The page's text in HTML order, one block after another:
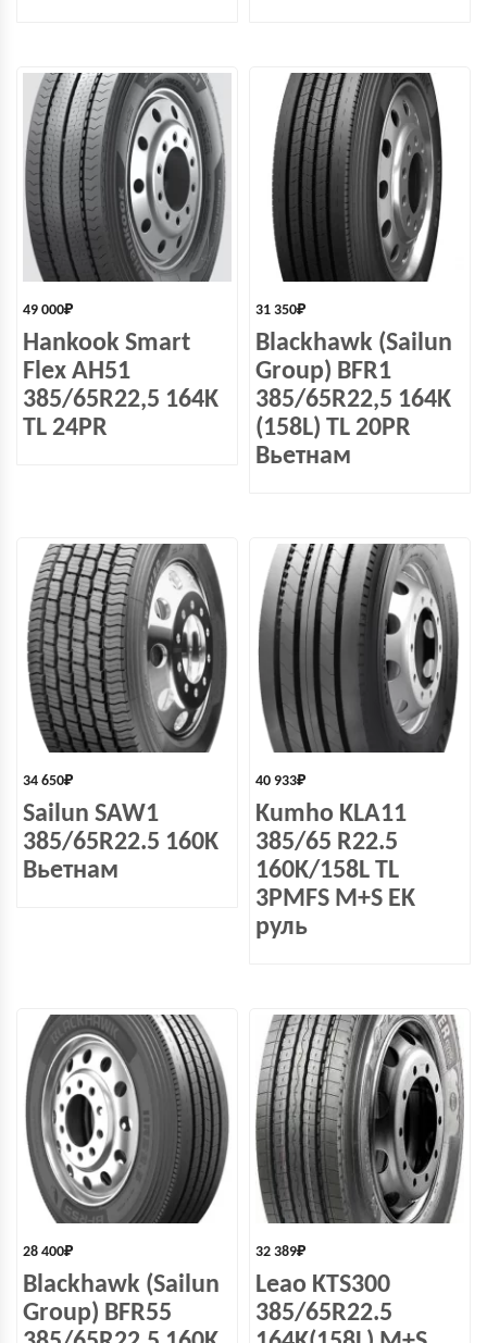
49 000₽
Hankook Smart
Flex AH51
385/65R22,5 164K
TL 24PR
31 350₽
Blackhawk (Sailun
Group) BFR1
385/65R22,5 164K
(158L) TL 20PR
Вьетнам
34 650₽
Sailun SAW1
385/65R22.5 160K
Вьетнам
40 933₽
Kumho KLA11
385/65 R22.5
160K/158L TL
3PMFS M+S EK
руль
28 400₽
Blackhawk (Sailun
Group) BFR55
32 389₽
Leao KTS300
385/65R22.5